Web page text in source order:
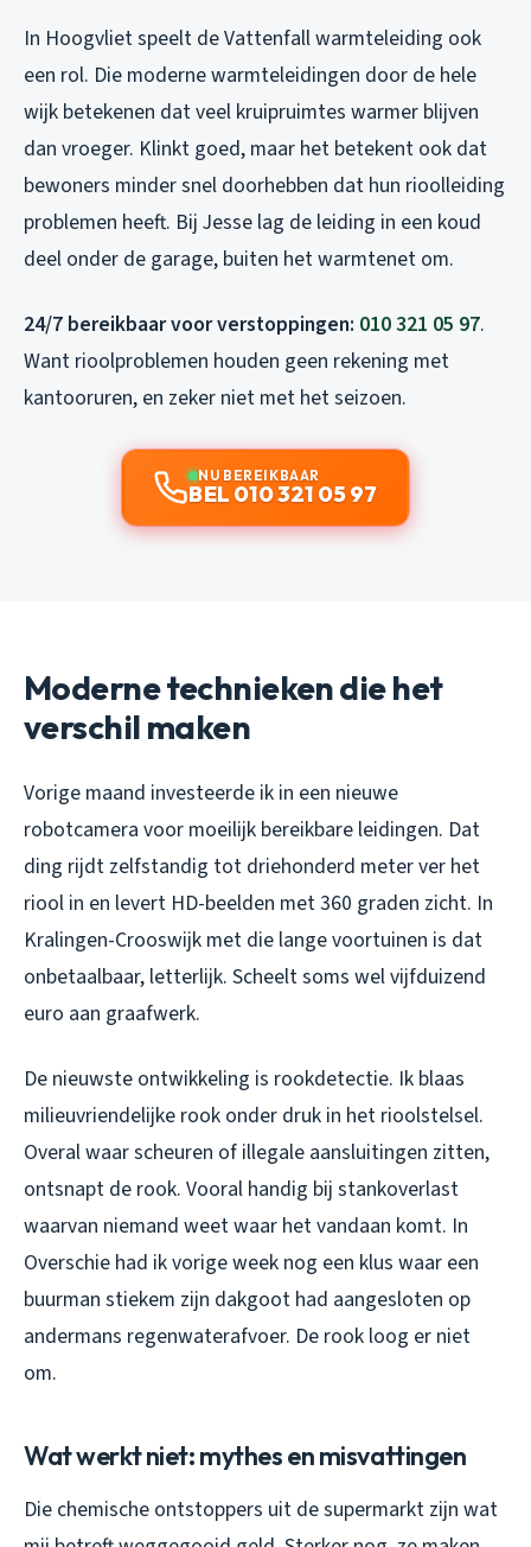
In Hoogvliet speelt de Vattenfall warmteleiding ook
een rol. Die moderne warmteleidingen door de hele
wijk betekenen dat veel kruipruimtes warmer blijven
dan vroeger. Klinkt goed, maar het betekent ook dat
bewoners minder snel doorhebben dat hun rioolleiding
problemen heeft. Bij Jesse lag de leiding in een koud
deel onder de garage, buiten het warmtenet om.
24/7 bereikbaar voor verstoppingen: 010 321 05 97.
Want rioolproblemen houden geen rekening met
kantooruren, en zeker niet met het seizoen.
NU BEREIKBAAR
BEL 010 321 05 97
Moderne technieken die het
verschil maken
Vorige maand investeerde ik in een nieuwe
robotcamera voor moeilijk bereikbare leidingen. Dat
ding rijdt zelfstandig tot driehonderd meter ver het
riool in en levert HD-beelden met 360 graden zicht. In
Kralingen-Crooswijk met die lange voortuinen is dat
onbetaalbaar, letterlijk. Scheelt soms wel vijfduizend
euro aan graafwerk.
De nieuwste ontwikkeling is rookdetectie. Ik blaas
milieuvriendelijke rook onder druk in het rioolstelsel.
Overal waar scheuren of illegale aansluitingen zitten,
ontsnapt de rook. Vooral handig bij stankoverlast
waarvan niemand weet waar het vandaan komt. In
Overschie had ik vorige week nog een klus waar een
buurman stiekem zijn dakgoot had aangesloten op
andermans regenwaterafvoer. De rook loog er niet
om.
Wat werkt niet: mythes en misvattingen
Die chemische ontstoppers uit de supermarkt zijn wat